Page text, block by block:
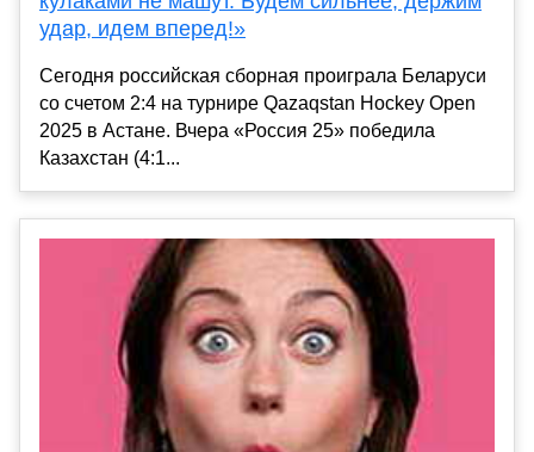
удар, идем вперед!»
Сегодня российская сборная проиграла Беларуси
со счетом 2:4 на турнире Qazaqstan Hockey Open
2025 в Астане. Вчера «Россия 25» победила
Казахстан (4:1...